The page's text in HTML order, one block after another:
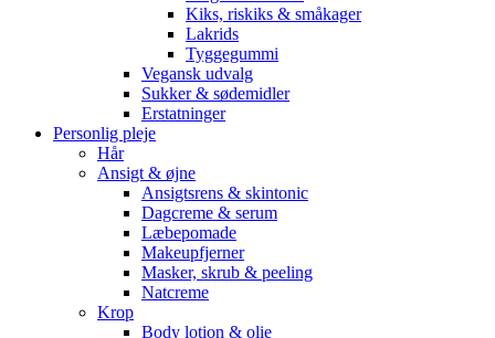
Kiks, riskiks & småkager
Lakrids
Tyggegummi
Vegansk udvalg
Sukker & sødemidler
Erstatninger
Personlig pleje
Hår
Ansigt & øjne
Ansigtsrens & skintonic
Dagcreme & serum
Læbepomade
Makeupfjerner
Masker, skrub & peeling
Natcreme
Krop
Body lotion & olie